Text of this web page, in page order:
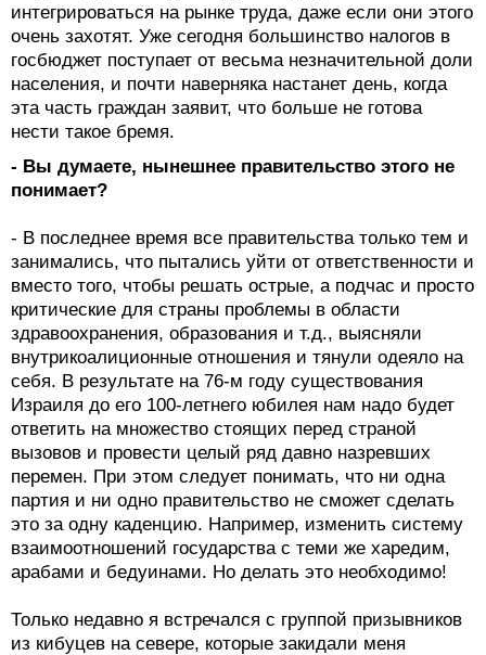
интегрироваться на рынке труда, даже если они этого
очень захотят. Уже сегодня большинство налогов в
госбюджет поступает от весьма незначительной доли
населения, и почти наверняка настанет день, когда
эта часть граждан заявит, что больше не готова
нести такое бремя.
- Вы думаете, нынешнее правительство этого не
понимает?
- В последнее время все правительства только тем и
занимались, что пытались уйти от ответственности и
вместо того, чтобы решать острые, а подчас и просто
критические для страны проблемы в области
здравоохранения, образования и т.д., выясняли
внутрикоалиционные отношения и тянули одеяло на
себя. В результате на 76-м году существования
Израиля до его 100-летнего юбилея нам надо будет
ответить на множество стоящих перед страной
вызовов и провести целый ряд давно назревших
перемен. При этом следует понимать, что ни одна
партия и ни одно правительство не сможет сделать
это за одну каденцию. Например, изменить систему
взаимоотношений государства с теми же харедим,
арабами и бедуинами. Но делать это необходимо!
Только недавно я встречался с группой призывников
из кибуцев на севере, которые закидали меня